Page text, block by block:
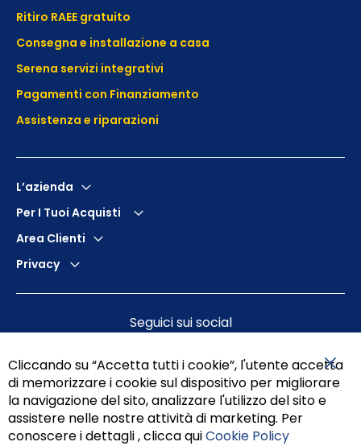
Ritiro RAEE gratuito
Consegna e installazione a casa
Serena servizi integrativi
Pagamenti con Finanziamento
Assistenza e riparazioni
L’azienda
Per I Tuoi Acquisti
Area Clienti
Privacy
Seguici sui social
Cliccando su “Accetta tutti i cookie”, l'utente accetta
di memorizzare i cookie sul dispositivo per migliorare
la navigazione del sito, analizzare l'utilizzo del sito e
assistere nelle nostre attività di marketing. Per
conoscere i dettagli , clicca quiCookie Policy